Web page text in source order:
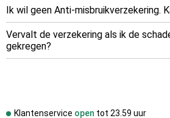
Ik wil geen Anti-misbruikverzekering.
Vervalt de verzekering als ik de
gekregen?
Klantenservice open tot 23.59 uur